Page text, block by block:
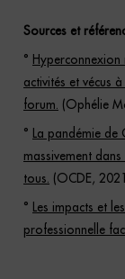
Sources et
° Hyperconnexion
activités et vécus
forum.
(Ophélie
°
La pandémie de
massivement
tous.
(OCDE,
°
Les impacts et
professionnelle